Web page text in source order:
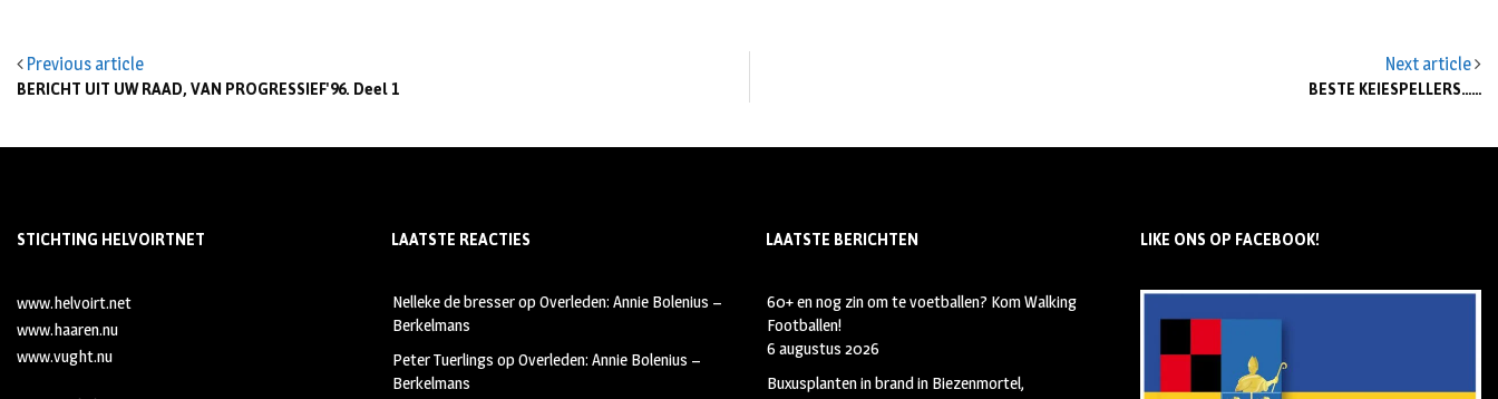
Previous article
BERICHT UIT UW RAAD, VAN PROGRESSIEF'96. Deel 1
Next article
BESTE KEIESPELLERS……
STICHTING HELVOIRTNET
www.helvoirt.net
www.haaren.nu
www.vught.nu
LAATSTE REACTIES
Nelleke de bresseropOverleden: Annie Bolenius –
Berkelmans
Peter Tuerlings opOverleden: Annie Bolenius –
Berkelmans
LAATSTE BERICHTEN
60+ en nog zin om te voetballen? Kom Walking
Footballen!
6 augustus 2026
Buxusplanten in brand in Biezenmortel,
LIKE ONS OP FACEBOOK!